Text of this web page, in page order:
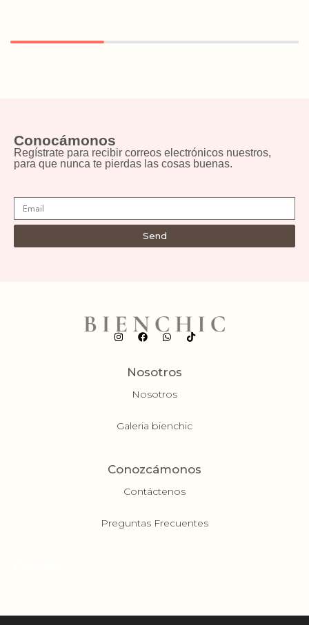
Conocámonos
Regístrate para recibir correos electrónicos nuestros,
para que nunca te pierdas las cosas buenas.
Send
Nosotros
Nosotros
Galeria bienchic
Conozcámonos
Contáctenos
Preguntas Frecuentes